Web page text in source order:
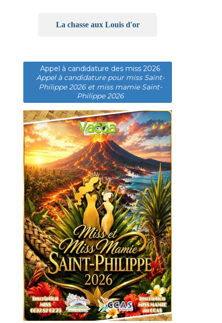
La chasse aux Louis d'or
Appel à candidature des miss 2026
Appel à candidature pour miss Saint-
Philippe 2026 et miss mamie Saint-
Philippe 2026